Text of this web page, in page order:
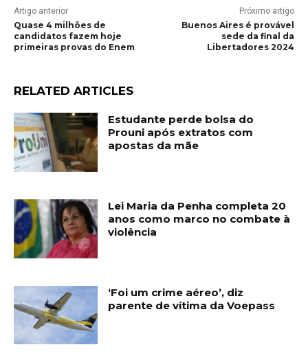
Artigo anterior
Quase 4 milhões de
candidatos fazem hoje
primeiras provas do Enem
Próximo artigo
Buenos Aires é provável
sede da final da
Libertadores 2024
RELATED ARTICLES
Estudante perde bolsa do
Prouni após extratos com
apostas da mãe
Lei Maria da Penha completa 20
anos como marco no combate à
violência
‘Foi um crime aéreo’, diz
parente de vítima da Voepass